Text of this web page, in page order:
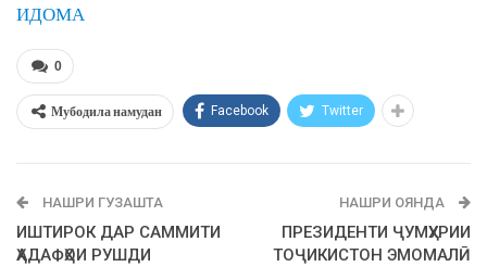
ИДОМА
0
Мубодила намудан Facebook Twitter
НАШРИ ГУЗАШТА
ИШТИРОК ДАР САММИТИ
ҲАДАФҲОИ РУШДИ
НАШРИ ОЯНДА
ПРЕЗИДЕНТИ ҶУМҲУРИИ
ТОҶИКИСТОН ЭМОМАЛӢ